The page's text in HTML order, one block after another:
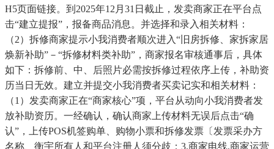
H5页面链接。到2025年12月31日截止，发卖商家正在平台点
击“建立提报”，报备商品消息。并选择和录入相关材料：
（2）拆修商家提示小我消费者顺次进入“旧房拆修、家拆家居
焕新补助”－“拆修材料类补助”，商家报名审核通事后，具体
如下：拆修前、中、后照片必需按拆修过程依序上传，补助资
历当日无效。建立并提交小我消费者买卖记实和相关材料：
（1）发卖商家正在“商家核心”项，平台从动向小我消费者发
放补助资历。一经确认，确认商家上传材料无误后点击“确
认”，上传POS机签购单、购物小票和拆修发票〔发票采办方
名称、衡宇所有人和平台注册人须分歧；3.商家电线.商家运营